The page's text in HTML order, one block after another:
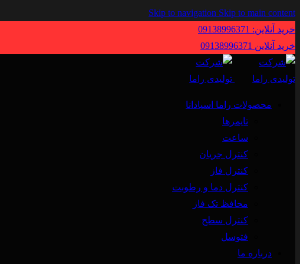
Skip to navigation Skip to main content
خرید آنلاین: 09138996371
خرید آنلاین 09138996371
محصولات راما اسپادانا
تایمرها
ساعت
کنترل جریان
کنترل فاز
کنترل دما و رطوبت
محافظ تک فاز
کنترل سطح
فتوسل
درباره ما